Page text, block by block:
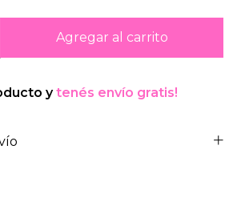
ytenés envío gratis!